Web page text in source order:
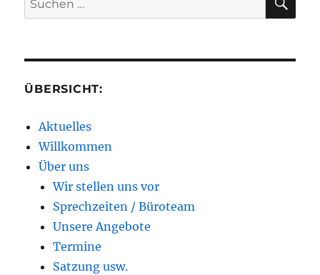
nach:
ÜBERSICHT:
Aktuelles
Willkommen
Über uns
Wir stellen uns vor
Sprechzeiten / Büroteam
Unsere Angebote
Termine
Satzung usw.